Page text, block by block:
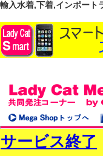
輸入水着,下着,インポート
サービス終了